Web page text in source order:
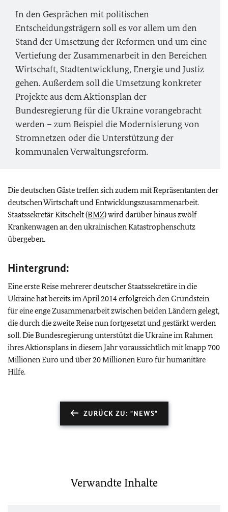
In den Gesprächen mit politischen
Entscheidungsträgern soll es vor allem um den
Stand der Umsetzung der Reformen und um eine
Vertiefung der Zusammenarbeit in den Bereichen
Wirtschaft, Stadtentwicklung, Energie und Justiz
gehen. Außerdem soll die Umsetzung konkreter
Projekte aus dem Aktionsplan der
Bundesregierung für die Ukraine vorangebracht
werden – zum Beispiel die Modernisierung von
Stromnetzen oder die Unterstützung der
kommunalen Verwaltungsreform.
Die deutschen Gäste treffen sich zudem mit Repräsentanten der
deutschen Wirtschaft und Entwicklungszusammenarbeit.
Staatssekretär Kitschelt (BMZ) wird darüber hinaus zwölf
Krankenwagen an den ukrainischen Katastrophenschutz
übergeben.
Hintergrund:
Eine erste Reise mehrerer deutscher Staatssekretäre in die
Ukraine hat bereits im April 2014 erfolgreich den Grundstein
für eine enge Zusammenarbeit zwischen beiden Ländern gelegt,
die durch die zweite Reise nun fortgesetzt und gestärkt werden
soll. Die Bundesregierung unterstützt die Ukraine im Rahmen
ihres Aktionsplans in diesem Jahr voraussichtlich mit knapp 700
Millionen Euro und über 20 Millionen Euro für humanitäre
Hilfe.
ZURÜCK ZU: "NEWS"
Verwandte Inhalte